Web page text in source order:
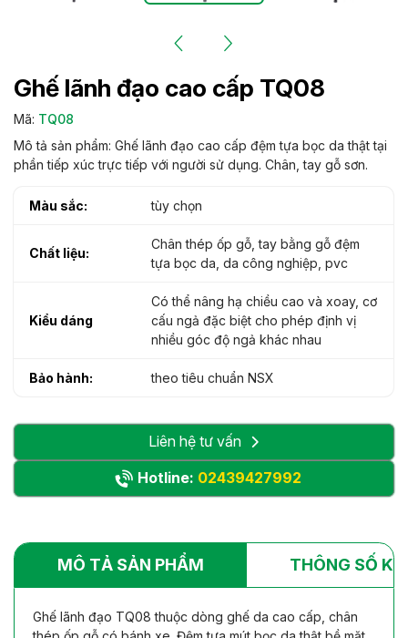
Ghế lãnh đạo cao cấp TQ08
Mã: TQ08
Mô tả sản phẩm: Ghế lãnh đạo cao cấp đệm tựa bọc da thật tại
phần tiếp xúc trực tiếp với người sử dụng. Chân, tay gỗ sơn.
Màu sắc: tùy chọn
Chất liệu:
Chân thép ốp gỗ, tay bằng gỗ đệm
tựa bọc da, da công nghiệp, pvc
Kiểu dáng
Có thể nâng hạ chiều cao và xoay, cơ
cấu ngả đặc biệt cho phép định vị
nhiều góc độ ngả khác nhau
Bảo hành: theo tiêu chuẩn NSX
Liên hệ tư vấn
Hotline: 02439427992
MÔ TẢ SẢN PHẨM THÔNG SỐ
Ghế lãnh đạo TQ08 thuộc dòng ghế da cao cấp, chân